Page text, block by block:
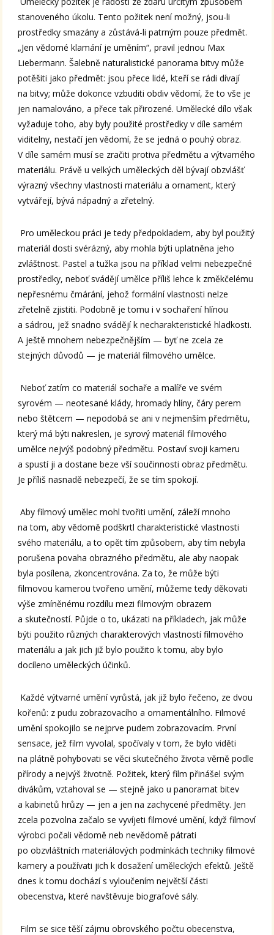
stanoveného úkolu. Tento požitek není možný, jsou-li
prostředky smazány a zůstává-li patrným pouze předmět.
„Jen vědomé klamání je uměním“, pravil jednou Max
Liebermann. Šalebně naturalistické panorama bitvy může
potěšiti jako předmět: jsou přece lidé, kteří se rádi dívají
na bitvy; může dokonce vzbuditi obdiv vědomí, že to vše je
jen namalováno, a přece tak přirozené. Umělecké dílo však
vyžaduje toho, aby byly použité prostředky v díle samém
viditelny, nestačí jen vědomí, že se jedná o pouhý obraz.
V díle samém musí se zračiti protiva předmětu a výtvarného
materiálu. Právě u velkých uměleckých děl bývají obzvlášť
výrazný všechny vlastnosti materiálu a ornament, který
vytvářejí, bývá nápadný a zřetelný.
Pro uměleckou práci je tedy předpokladem, aby byl použitý
materiál dosti svérázný, aby mohla býti uplatněna jeho
zvláštnost. Pastel a tužka jsou na příklad velmi nebezpečné
prostředky, neboť svádějí umělce příliš lehce k změkčelému
nepřesnému čmárání, jehož formální vlastnosti nelze
zřetelně zjistiti. Podobně je tomu i v sochaření hlínou
a sádrou, jež snadno svádějí k necharakteristické hladkosti.
A ještě mnohem nebezpečnějším — byť ne zcela ze
stejných důvodů — je materiál filmového umělce.
Neboť zatím co materiál sochaře a malíře ve svém
syrovém — neotesané klády, hromady hlíny, čáry perem
nebo štětcem — nepodobá se ani v nejmenším předmětu,
který má býti nakreslen, je syrový materiál filmového
umělce nejvýš podobný předmětu. Postaví svoji kameru
a spustí ji a dostane beze vší součinnosti obraz předmětu.
Je příliš nasnadě nebezpečí, že se tím spokojí.
Aby filmový umělec mohl tvořiti umění, záleží mnoho
na tom, aby vědomě podškrtl charakteristické vlastnosti
svého materiálu, a to opět tím způsobem, aby tím nebyla
porušena povaha obrazného předmětu, ale aby naopak
byla posílena, zkoncentrována. Za to, že může býti
filmovou kamerou tvořeno umění, můžeme tedy děkovati
výše zmíněnému rozdílu mezi filmovým obrazem
a skutečností. Půjde o to, ukázati na příkladech, jak může
býti použito různých charakterových vlastností filmového
materiálu a jak jich již bylo použito k tomu, aby bylo
docíleno uměleckých účinků.
Každé výtvarné umění vyrůstá, jak již bylo řečeno, ze dvou
kořenů: z pudu zobrazovacího a ornamentálního. Filmové
umění spokojilo se nejprve pudem zobrazovacím. První
sensace, jež film vyvolal, spočívaly v tom, že bylo viděti
na plátně pohybovati se věci skutečného života věrně podle
přírody a nejvýš životně. Požitek, který film přinášel svým
divákům, vztahoval se — stejně jako u panoramat bitev
a kabinetů hrůzy — jen a jen na zachycené předměty. Jen
zcela pozvolna začalo se vyvíjeti filmové umění, když filmoví
výrobci počali vědomě neb nevědomě pátrati
po obzvláštních materiálových podmínkách techniky filmové
kamery a používati jich k dosažení uměleckých efektů. Ještě
dnes k tomu dochází s vyloučením největší části
obecenstva, které navštěvuje biografové sály.
Film se sice těší zájmu obrovského počtu obecenstva,